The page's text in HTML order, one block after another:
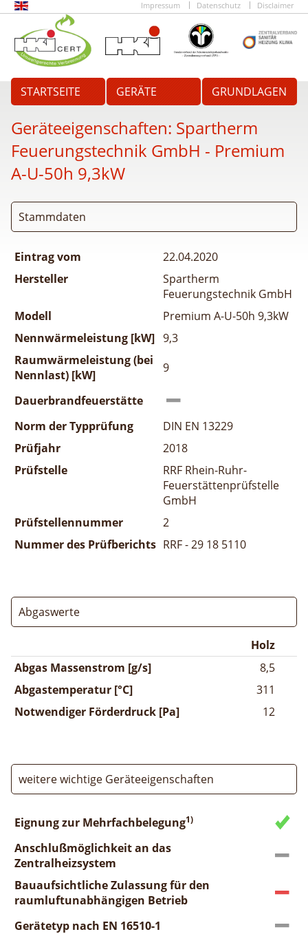
Impressum Datenschutz Disclaimer
STARTSEITE GERÄTE GRUNDLAGEN
Geräteeigenschaften: Spartherm
Feuerungstechnik GmbH - Premium
A-U-50h 9,3kW
Stammdaten
Eintrag vom
22.04.2020
Hersteller
Spartherm
Feuerungstechnik GmbH
Modell
Premium A-U-50h 9,3kW
Nennwärmeleistung [kW] 9,3
Raumwärmeleistung (bei
Nennlast) [kW]
9
Dauerbrandfeuerstätte
Norm der Typprüfung
DIN EN 13229
Prüfjahr
2018
Prüfstelle
RRF Rhein-Ruhr-
Feuerstättenprüfstelle
GmbH
Prüfstellennummer
2
Nummer des Prüfberichts RRF - 29 18 5110
Abgaswerte
Holz
Abgas Massenstrom [g/s]
8,5
Abgastemperatur [°C]
311
Notwendiger Förderdruck [Pa]
12
weitere wichtige Geräteeigenschaften
Eignung zur Mehrfachbelegung1)
Anschlußmöglichkeit an das
Zentralheizsystem
Bauaufsichtliche Zulassung für den
raumluftunabhängigen Betrieb
Gerätetyp nach EN 16510-1